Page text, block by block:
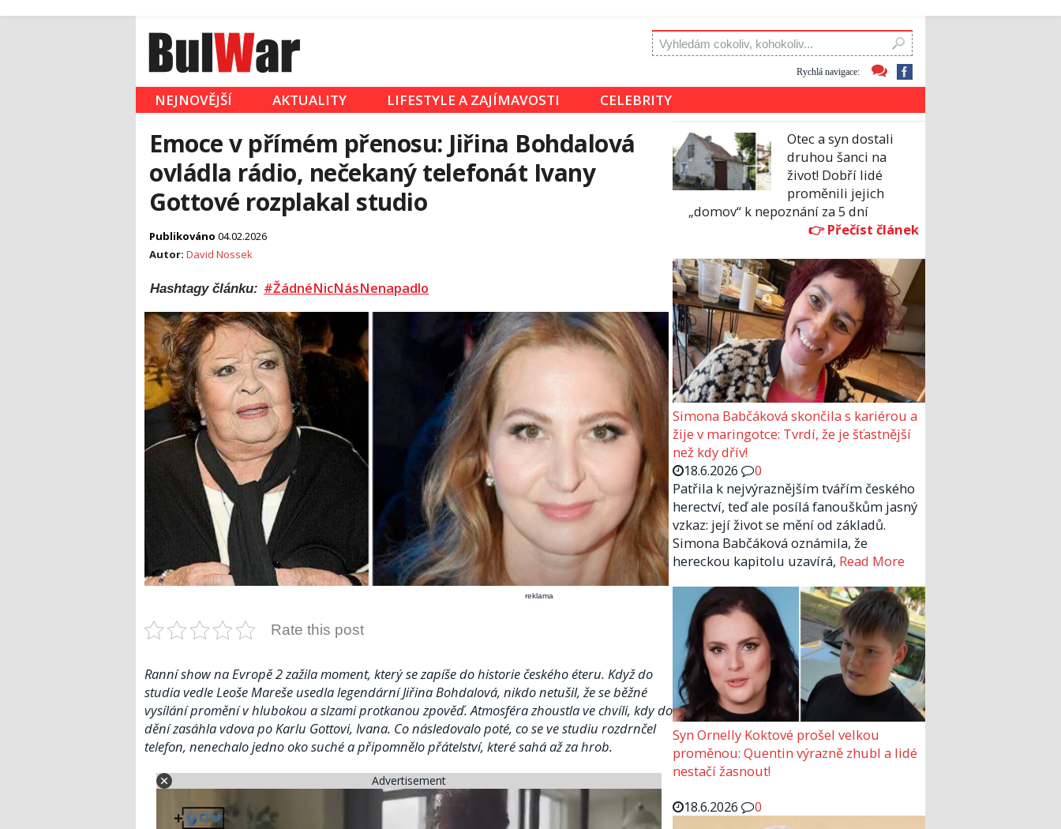
Rychlá navigace:
NEJNOVĚJŠÍ AKTUALITY LIFESTYLE A ZAJÍMAVOSTI CELEBRITY
Emoce v přímém přenosu: Jiřina Bohdalová
ovládla rádio, nečekaný telefonát Ivany
Gottové rozplakal studio
Publikováno 04.02.2026
Autor: David Nossek
Hashtagy článku: #ŽádnéNicNásNenapadlo
reklama
Rate this post
Ranní show na Evropě 2 zažila moment, který se zapíše do historie českého éteru. Když do
studia vedle Leoše Mareše usedla legendární Jiřina Bohdalová, nikdo netušil, že se běžné
vysílání promění v hlubokou a slzami protkanou zpověď. Atmosféra zhoustla ve chvíli, kdy do
dění zasáhla vdova po Karlu Gottovi, Ivana. Co následovalo poté, co se ve studiu rozdrnčel
telefon, nenechalo jedno oko suché a připomnělo přátelství, které sahá až za hrob.
Advertisement
Otec a syn dostali
druhou šanci na
život! Dobří lidé
proměnili jejich
„domov“ k nepoznání za 5 dní
Simona Babčáková skončila s kariérou a
žije v maringotce: Tvrdí, že je šťastnější
než kdy dřív!
18.6.2026
0
Patřila k nejvýraznějším tvářím českého
herectví, teď ale posílá fanouškům jasný
vzkaz: její život se mění od základů.
Simona Babčáková oznámila, že
hereckou kapitolu uzavírá, Read More
Syn Ornelly Koktové prošel velkou
proměnou: Quentin výrazně zhubl a lidé
nestačí žasnout!
18.6.2026
0